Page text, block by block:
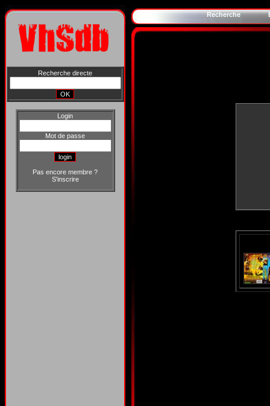
Recherche directe
Login
Mot de passe
Pas encore membre ?
S'inscrire
Recherche